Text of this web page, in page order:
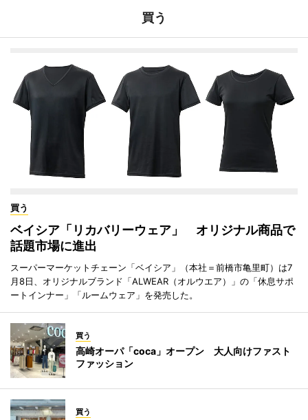
買う
買う
ベイシア「リカバリーウェア」 オリジナル商品で
話題市場に進出
スーパーマーケットチェーン「ベイシア」（本社＝前橋市亀里町）は7
月8日、オリジナルブランド「ALWEAR（オルウエア）」の「休息サポ
ートインナー」「ルームウェア」を発売した。
買う
高崎オーパ「coca」オープン 大人向けファスト
ファッション
買う